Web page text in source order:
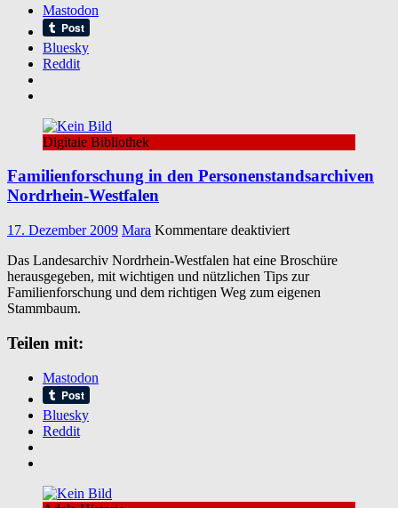
Mastodon
Bluesky
Reddit
Digitale Bibliothek
Familienforschung in den Personenstandsarchiven
Nordrhein-Westfalen
17. Dezember 2009 Mara Kommentare deaktiviertfür
in
den
Das Landesarchiv Nordrhein-Westfalen hat eine Broschüre
herausgegeben, mit wichtigen und nützlichen Tips zur
Familienforschung und dem richtigen Weg zum eigenen
Stammbaum.
Teilen mit:
Mastodon
Bluesky
Reddit